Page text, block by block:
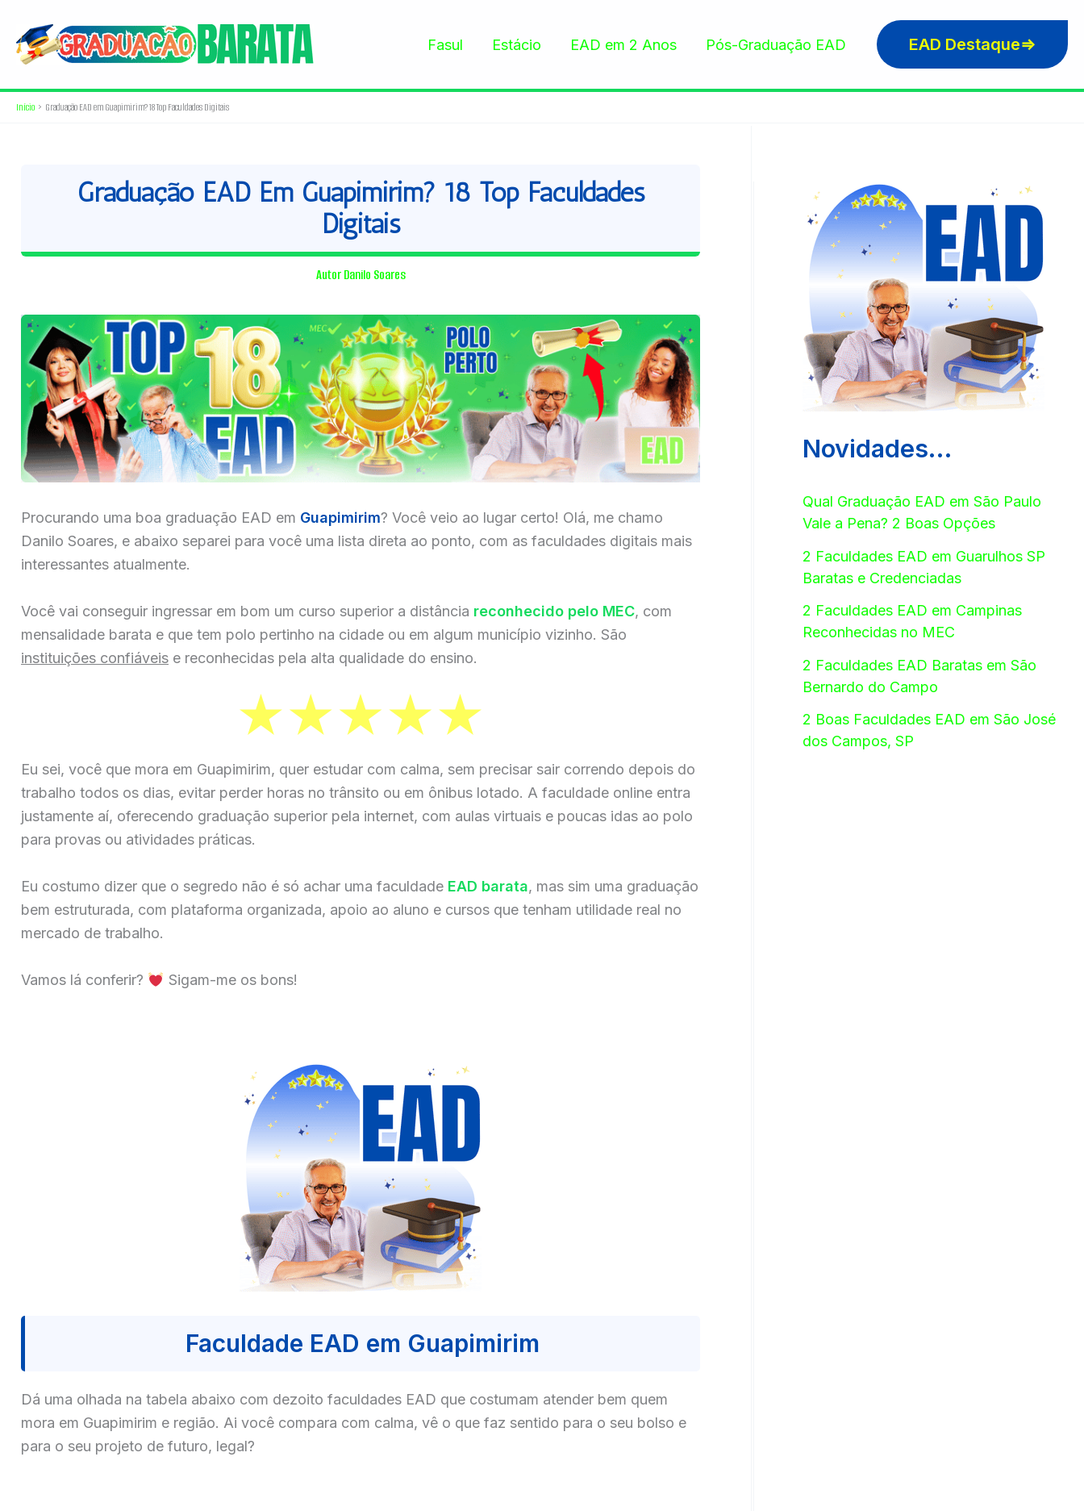
para
Fasul Estácio EAD em 2 Anos Pós-Graduação EAD EAD Destaque⇒
Início Graduação EAD em Guapimirim? 18 Top Faculdades Digitais
Graduação EAD Em Guapimirim? 18 Top Faculdades
Digitais
Autor Danilo Soares
Procurando uma boa graduação EAD em Guapimirim? Você veio ao lugar certo! Olá, me chamo
Danilo Soares, e abaixo separei para você uma lista direta ao ponto, com as faculdades digitais mais
interessantes atualmente.
Você vai conseguir ingressar em bom um curso superior a distância reconhecido pelo MEC, com
mensalidade barata e que tem polo pertinho na cidade ou em algum município vizinho. São
instituições confiáveis e reconhecidas pela alta qualidade do ensino.
Eu sei, você que mora em Guapimirim, quer estudar com calma, sem precisar sair correndo depois do
trabalho todos os dias, evitar perder horas no trânsito ou em ônibus lotado. A faculdade online entra
justamente aí, oferecendo graduação superior pela internet, com aulas virtuais e poucas idas ao polo
para provas ou atividades práticas.
Eu costumo dizer que o segredo não é só achar uma faculdade EAD barata, mas sim uma graduação
bem estruturada, com plataforma organizada, apoio ao aluno e cursos que tenham utilidade real no
mercado de trabalho.
Vamos lá conferir? Sigam-me os bons!
Faculdade EAD em Guapimirim
Dá uma olhada na tabela abaixo com dezoito faculdades EAD que costumam atender bem quem
mora em Guapimirim e região. Ai você compara com calma, vê o que faz sentido para o seu bolso e
para o seu projeto de futuro, legal?
Novidades…
Qual Graduação EAD em São Paulo
Vale a Pena? 2 Boas Opções
2 Faculdades EAD em Guarulhos SP
Baratas e Credenciadas
2 Faculdades EAD em Campinas
Reconhecidas no MEC
2 Faculdades EAD Baratas em São
Bernardo do Campo
2 Boas Faculdades EAD em São José
dos Campos, SP